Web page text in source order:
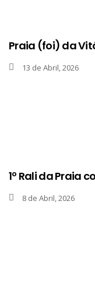
Praia (foi) da
13 de Abril, 2026
1º Rali da Praia
8 de Abril, 2026